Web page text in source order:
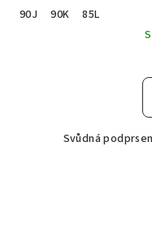
90J
90K
85L
Svůdná